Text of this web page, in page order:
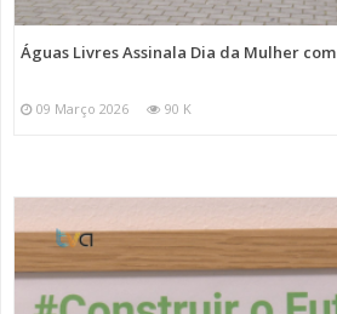
Águas Livres Assinala Dia da Mulher
09 Março 2026 90 K